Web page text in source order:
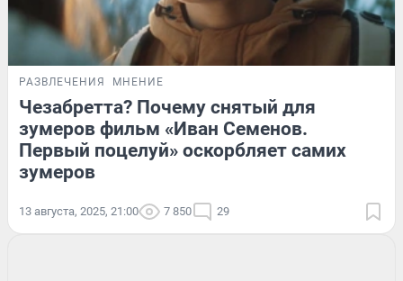
РАЗВЛЕЧЕНИЯ МНЕНИЕ
Чезабретта? Почему снятый для
зумеров фильм «Иван Семенов.
Первый поцелуй» оскорбляет самих
зумеров
13 августа, 2025, 21:00 7 850 29